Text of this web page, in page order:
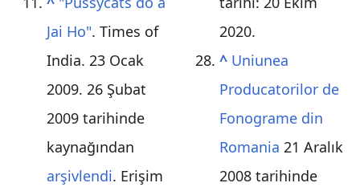
Jai Ho". Times of
India. 23 Ocak
2009. 26 Şubat
2009 tarihinde
kaynağından
arşivlendi. Erişim
2020.
^ Uniunea
Producatorilor de
Fonograme din
Romania 21 Aralık
2008 tarihinde